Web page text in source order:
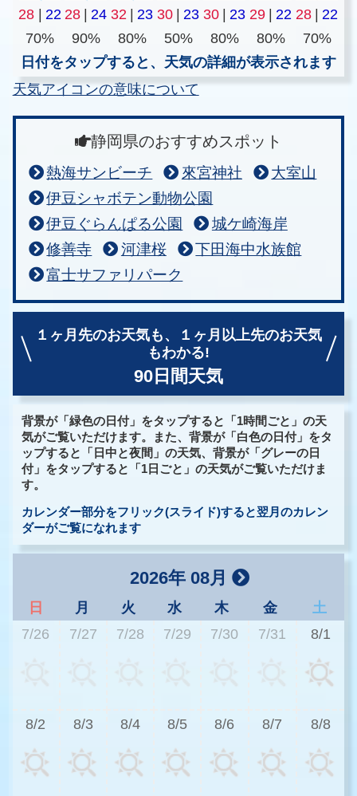
28 22 28 24 32 23 30 23 30 23 29 22 28
22
70%
90% 80% 50% 80% 80%
70%
日付をタップすると、天気の詳細が表示されます
天気アイコンの意味について
静岡県のおすすめスポット
熱海サンビーチ 來宮神社
大室山
伊豆シャボテン動物公園
伊豆ぐらんぱる公園
城ケ崎海岸
修善寺
河津桜
下田海中水族館
富士サファリパーク
１ヶ月先のお天気も、
１ヶ月以上先のお天気
もわかる!
90日間天気
背景が「緑色の日付」をタップすると「1時間ごと」の天
気がご覧いただけます。また、背景が「白色の日付」をタ
ップすると「日中と夜間」の天気、背景が「グレーの日
付」をタップすると「1日ごと」の天気がご覧いただけま
す。
カレンダー部分をフリック(スライド)すると翌月のカレン
ダーがご覧になれます
2026年 08月
日 月 火 水 木 金
土
7/26
7/27 7/28 7/29 7/30 7/31 8/1
8/2 8/3 8/4 8/5 8/6 8/7 8/8